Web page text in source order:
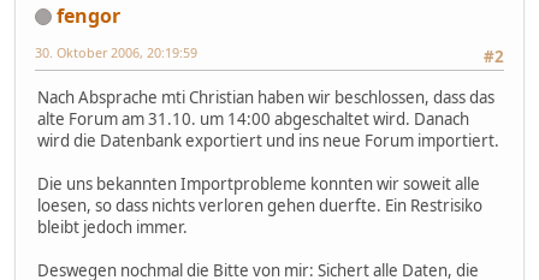
fengor
#2
30. Oktober 2006, 20:19:59
Nach Absprache mti Christian haben wir beschlossen, dass das
alte Forum am 31.10. um 14:00 abgeschaltet wird. Danach
wird die Datenbank exportiert und ins neue Forum importiert.
Die uns bekannten Importprobleme konnten wir soweit alle
loesen, so dass nichts verloren gehen duerfte. Ein Restrisiko
bleibt jedoch immer.
Deswegen nochmal die Bitte von mir: Sichert alle Daten, die